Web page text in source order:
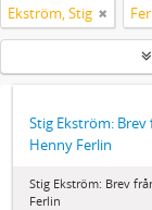
Ekström, Stig
Stig Ekström: Brev
Henny Ferlin
Stig Ekström: Brev
Ferlin